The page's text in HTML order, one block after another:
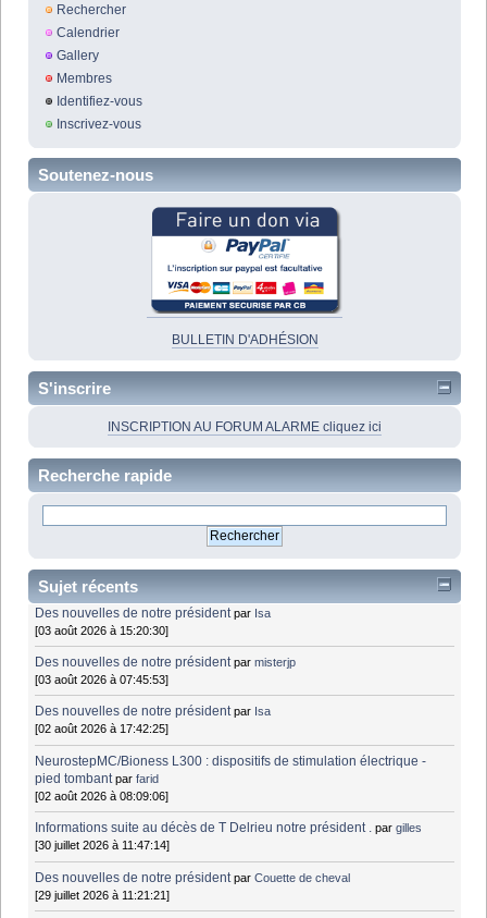
Rechercher
Calendrier
Gallery
Membres
Identifiez-vous
Inscrivez-vous
Soutenez-nous
BULLETIN D'ADHÉSION
S'inscrire
INSCRIPTION AU FORUM ALARME cliquez ici
Recherche rapide
Sujet récents
Des nouvelles de notre président par Isa
[03 août 2026 à 15:20:30]
Des nouvelles de notre président parmisterjp
[03 août 2026 à 07:45:53]
Des nouvelles de notre président par Isa
[02 août 2026 à 17:42:25]
NeurostepMC/Bioness L300 : dispositifs de stimulation électrique -
pied tombant parfarid
[02 août 2026 à 08:09:06]
Informations suite au décès de T Delrieu notre président . pargilles
[30 juillet 2026 à 11:47:14]
Des nouvelles de notre président parCouette de cheval
[29 juillet 2026 à 11:21:21]